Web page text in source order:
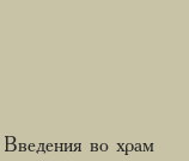
Введения во храм